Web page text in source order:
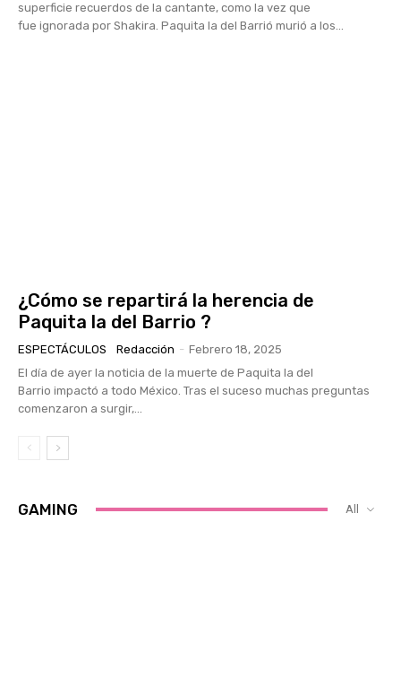
superficie recuerdos de la cantante, como la vez que
fue ignorada por Shakira. Paquita la del Barrió murió a los...
¿Cómo se repartirá la herencia de
Paquita la del Barrio ?
ESPECTÁCULOS Redacción - Febrero 18, 2025
El día de ayer la noticia de la muerte de Paquita la del
Barrio impactó a todo México. Tras el suceso muchas preguntas
comenzaron a surgir,...
GAMING All